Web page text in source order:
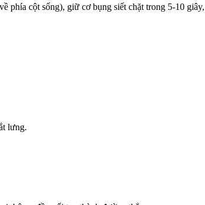
phía cột sống), giữ cơ bụng siết chặt trong 5-10
lưng.